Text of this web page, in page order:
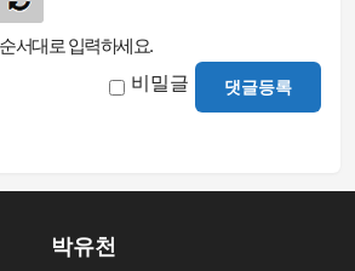
서대로 입력하세요.
비밀글 댓글등록
박유천